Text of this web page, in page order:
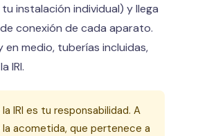
instalación individual) y llega
conexión de cada aparato.
en medio, tuberías incluidas,
IRI.
la IRI es tu responsabilidad. A
acometida, que pertenece a